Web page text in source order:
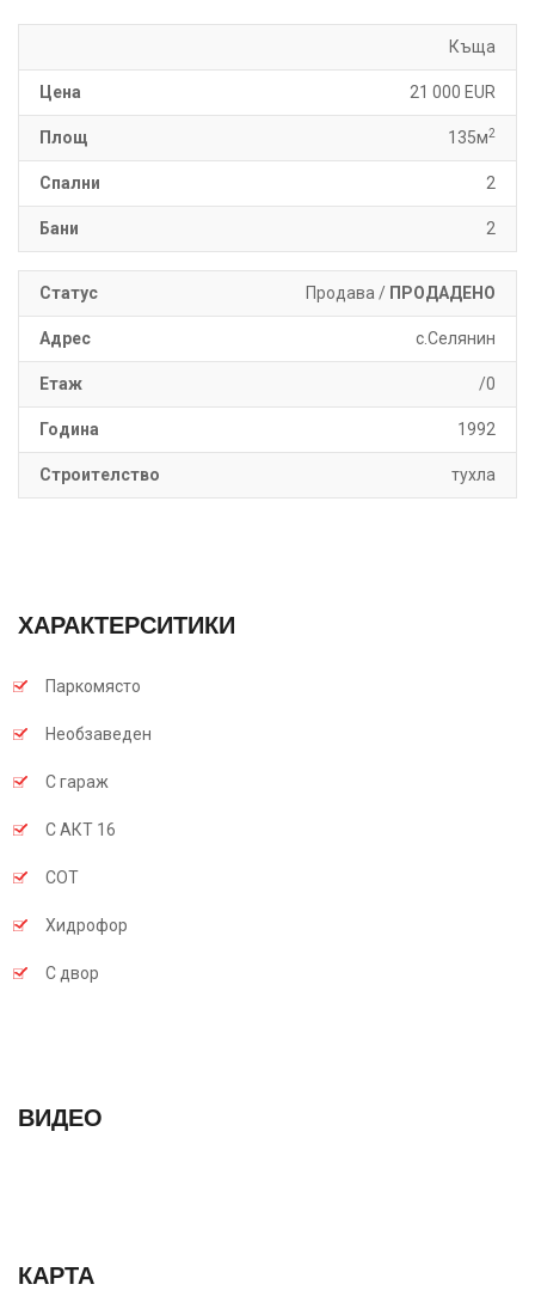
Къща
Цена 21 000 EUR
Площ 135м2
Спални 2
Бани 2
Статус Продава / ПРОДАДЕНО
Адрес с.Селянин
Етаж /0
Година 1992
Строителство тухла
ХАРАКТЕРСИТИКИ
Паркомясто
Необзаведен
С гараж
С АКТ 16
СОТ
Хидрофор
С двор
ВИДЕО
КАРТА